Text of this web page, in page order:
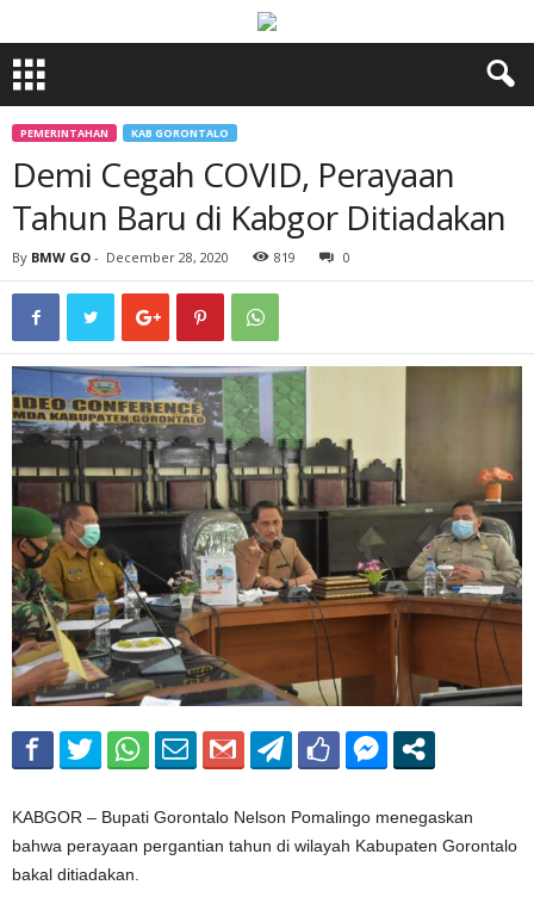
PEMERINTAHAN KAB GORONTALO
Demi Cegah COVID, Perayaan
Tahun Baru di Kabgor Ditiadakan
By BMW GO - December 28, 2020 819 0
KABGOR – Bupati Gorontalo Nelson Pomalingo menegaskan
bahwa perayaan pergantian tahun di wilayah Kabupaten Gorontalo
bakal ditiadakan.